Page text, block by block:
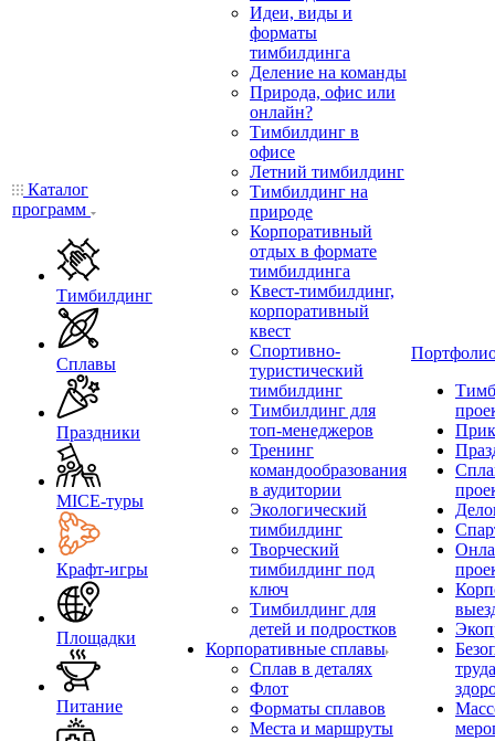
Каталог
программ
Тимбилдинг
Сплавы
Праздники
MICE‑туры
Крафт-игры
Площадки
Питание
Идеи, виды и
форматы
тимбилдинга
Деление на команды
Природа, офис или
онлайн?
Тимбилдинг в
офисе
Летний тимбилдинг
Тимбилдинг на
природе
Корпоративный
отдых в формате
тимбилдинга
Квест-тимбилдинг,
корпоративный
квест
Спортивно-
туристический
тимбилдинг
Тимбилдинг для
топ-менеджеров
Тренинг
командообразования
в аудитории
Экологический
тимбилдинг
Творческий
тимбилдинг под
ключ
Тимбилдинг для
детей и подростков
Корпоративные сплавы
Сплав в деталях
Флот
Форматы сплавов
Места и маршруты